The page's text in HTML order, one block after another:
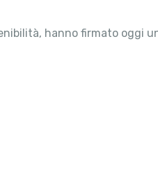
hanno firmato oggi